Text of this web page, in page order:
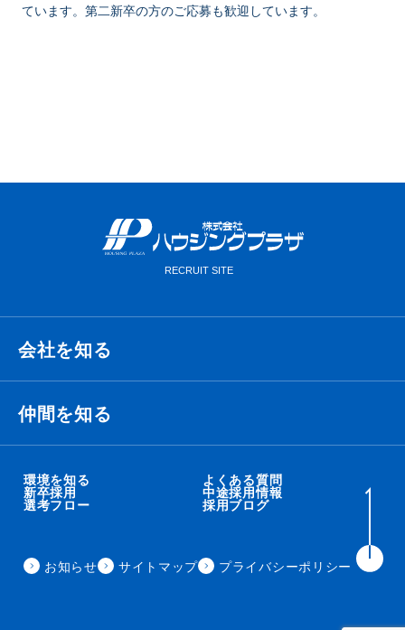
ています。第二新卒の方のご応募も歓迎しています。
会社を知る
経営理念・ビジョン・ミッション
職種紹介
事業内容
仲間を知る
衛藤 侑也
住田 秀昭
環境を知る よくある質問
新卒採用 中途採用情報
選考フロー 採用ブログ
お知らせ サイトマップ プライバシーポリシー